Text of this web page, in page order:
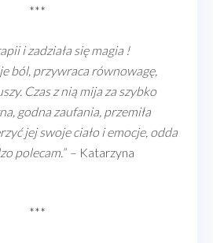
***
i zadziała się magia !
ból, przywraca równowagę,
Czas z nią mija za szybko
godna zaufania, przemiła
jej swoje ciało i emocje, odda
polecam.” – Katarzyna
***